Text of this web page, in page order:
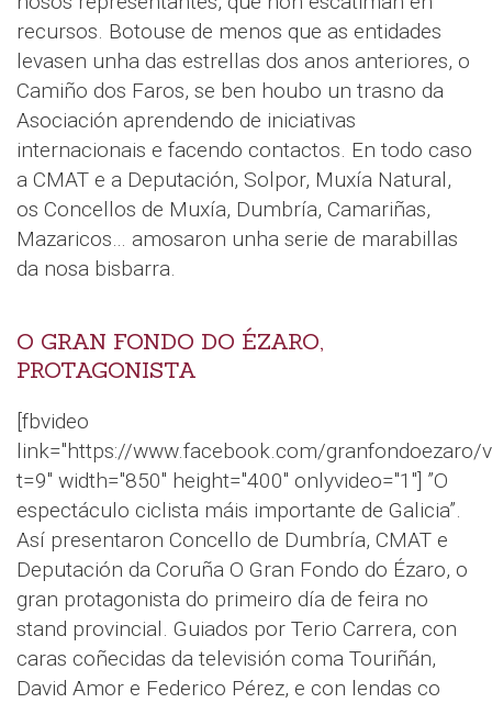
recursos. Botouse de menos que as entidades
levasen unha das estrellas dos anos anteriores, o
Camiño dos Faros, se ben houbo un trasno da
Asociación aprendendo de iniciativas
internacionais e facendo contactos. En todo caso
a CMAT e a Deputación, Solpor, Muxía Natural,
os Concellos de Muxía, Dumbría, Camariñas,
Mazaricos… amosaron unha serie de marabillas
da nosa bisbarra.
O GRAN FONDO DO ÉZARO,
PROTAGONISTA
[fbvideo
link="https://www.facebook.com/
t=9" width="850" height="400" onlyvideo="1"] ”O
espectáculo ciclista máis importante de Galicia”.
Así presentaron Concello de Dumbría, CMAT e
Deputación da Coruña O Gran Fondo do Ézaro, o
gran protagonista do primeiro día de feira no
stand provincial. Guiados por Terio Carrera, con
caras coñecidas da televisión coma Touriñán,
David Amor e Federico Pérez, e con lendas co